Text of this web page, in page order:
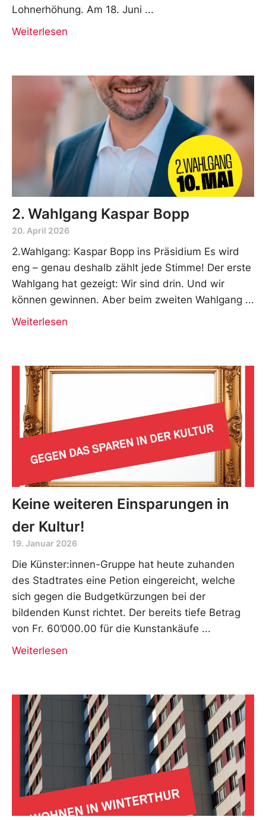
Lohnerhöhung. Am 18. Juni
Weiterlesen
2. Wahlgang Kaspar Bopp
20. April 2026
2.Wahlgang: Kaspar Bopp ins Präsidium Es wird
eng – genau deshalb zählt jede Stimme! Der erste
Wahlgang hat gezeigt: Wir sind drin. Und wir
können gewinnen. Aber beim zweiten Wahlgang
Weiterlesen
Keine weiteren Einsparungen in
der Kultur!
19. Januar 2026
Die Künster:innen-Gruppe hat heute zuhanden
des Stadtrates eine Petion eingereicht, welche
sich gegen die Budgetkürzungen bei der
bildenden Kunst richtet. Der bereits tiefe Betrag
von Fr. 60’000.00 für die Kunstankäufe
Weiterlesen